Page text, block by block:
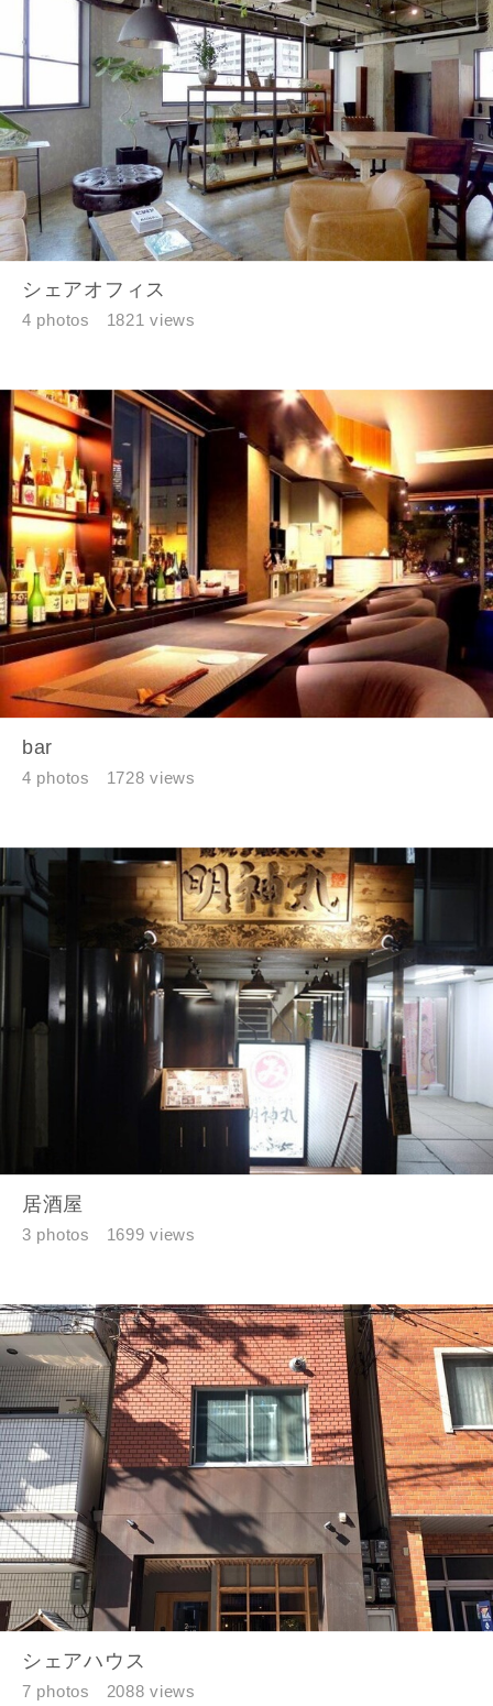
シェアオフィス
4 photos 1821 views
bar
4 photos 1728 views
居酒屋
3 photos 1699 views
シェアハウス
7 photos 2088 views
建築予定地
希望の予算
万円〜
完成希望時期
同居する家族構成
資料請求にあたっての注意事項
当社は、本サービス又は利用契約に関し，お客様に発生した
損害について、債務不履行責任、不法行為責任、その他の法
律上の請求原因の如何を問わず賠償の責任を負わないものと
当社は、お客様が本サービスを利用することにより第三者と
の間で生じた紛争等について一切責任を負わないものとしま
す。
入力内容を送信する
キャンセル
専門家の都合により、資料の送付が遅くなったり、送付
できない場合があります。あらかじめご了承ください。
閉じる
閉じる